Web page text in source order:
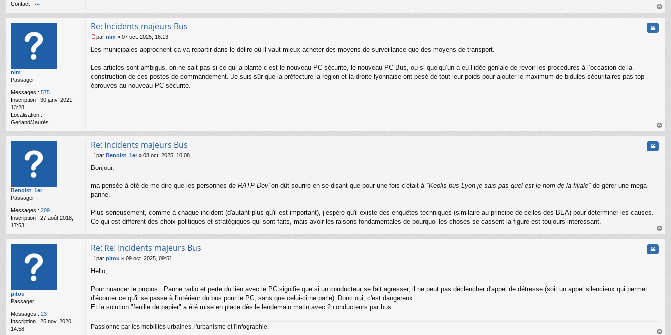
Contact :
o
nt
te
r
b
u
l
u
au
nim
Passager
Messages : 575
Inscription : 30 janv. 2021,
13:28
Localisation :
Gerland/Jaurès
Re: Incidents majeurs Bus
e
s
g
e
par nim » 07 oct. 2025, 16:13
Les municipales approchent ça va repartir dans le délire où il vaut mieux acheter des moyens de surveillance que des moyens de transport.
Les articles sont ambigus, on ne sait pas si ce qui a planté c’est le nouveau PC sécurité, le nouveau PC Bus, ou si quelqu’un a eu l’idée géniale de revoir les procédures à l’occasion de la
construction de ces postes de commandement. Je suis sûr que la préfecture la région et la droite lyonnaise ont pesé de tout leur poids pour ajouter le maximum de bidules sécuritaires pas top
éprouvés au nouveau PC sécurité.
au
Benoist_1er
Passager
Messages : 209
Inscription : 27 août 2018,
17:53
Re: Incidents majeurs Bus
e
s
g
n
o
l
par Benoist_1er » 08 oct. 2025, 10:08
Bonjour,
ma pensée à été de me dire que les personnes de RATP Dev'on dût sourire en se disant que pour une fois c'était à "Keolis bus Lyon je sais pas quel est le nom de la filiale" de gérer une mega-
panne.
Plus sérieusement, comme à chaque incident (d'autant plus qu'il est important), j’espère qu'il existe des enquêtes techniques (similaire au principe de celles des BEA) pour déterminer les causes.
Ce qui est différent des choix politiques et stratégiques qui sont faits, mais avoir les raisons fondamentales de pourquoi les choses se cassent la figure est toujours intéressant.
au
pitou
Passager
Messages : 23
Inscription : 25 nov. 2020,
14:58
Re: Re: Incidents majeurs Bus
e
s
a
g
e
o
par pitou » 09 oct. 2025, 09:51
Hello,
Pour nuancer le propos : Panne radio et perte du lien avec le PC signifie que si un conducteur se fait agresser, il ne peut pas déclencher d'appel de détresse (soit un appel silencieux qui permet
d'écouter ce qu'il se passe à l'intérieur du bus pour le PC, sans que celui-ci ne parle). Donc oui, c'est dangereux.
Et la solution "feuille de papier" a été mise en place dès le lendemain matin avec 2 conducteurs par bus.
Passionné par les mobilités urbaines, l'urbanisme et l'infographie.